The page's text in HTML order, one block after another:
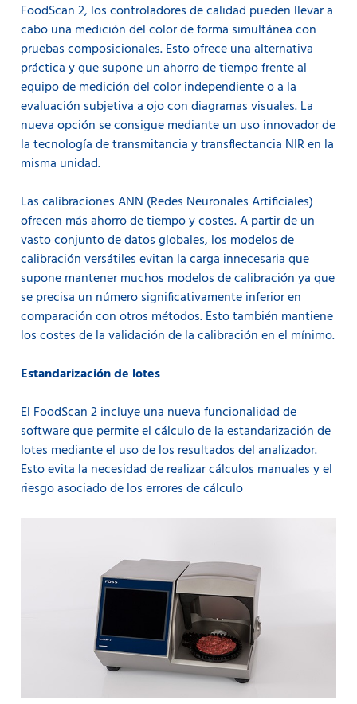
FoodScan 2, los controladores de calidad pueden llevar a
cabo una medición del color de forma simultánea con
pruebas composicionales. Esto ofrece una alternativa
práctica y que supone un ahorro de tiempo frente al
equipo de medición del color independiente o a la
evaluación subjetiva a ojo con diagramas visuales. La
nueva opción se consigue mediante un uso innovador de
la tecnología de transmitancia y transflectancia NIR en la
misma unidad.
Las calibraciones ANN (Redes Neuronales Artificiales)
ofrecen más ahorro de tiempo y costes. A partir de un
vasto conjunto de datos globales, los modelos de
calibración versátiles evitan la carga innecesaria que
supone mantener muchos modelos de calibración ya que
se precisa un número significativamente inferior en
comparación con otros métodos. Esto también mantiene
los costes de la validación de la calibración en el mínimo.
Estandarización de lotes
El FoodScan 2 incluye una nueva funcionalidad de
software que permite el cálculo de la estandarización de
lotes mediante el uso de los resultados del analizador.
Esto evita la necesidad de realizar cálculos manuales y el
riesgo asociado de los errores de cálculo